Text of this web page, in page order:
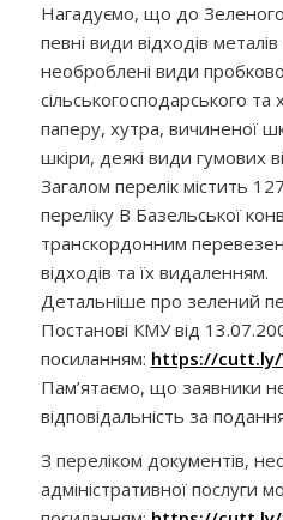
Нагадуємо, що до
певні види відходів
необроблені види
сільськогосподарського
паперу, хутра, вичиненої
шкіри, деякі види гумових
Загалом перелік містить
переліку В Базельської
транскордонним
відходів та їх видаленням.
Детальніше про зелений
Постанові КМУ від
посиланням: https://cutt.ly/
Пам’ятаємо, що заявники
відповідальність за
З переліком документів,
адміністративної послуги